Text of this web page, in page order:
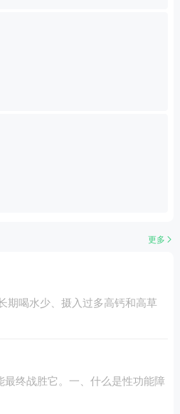
更多
期喝水少、摄入过多高钙和高草
终战胜它。一、什么是性功能障